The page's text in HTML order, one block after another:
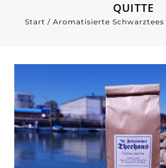
QUITTE
Start / Aromatisierte Schwarztees